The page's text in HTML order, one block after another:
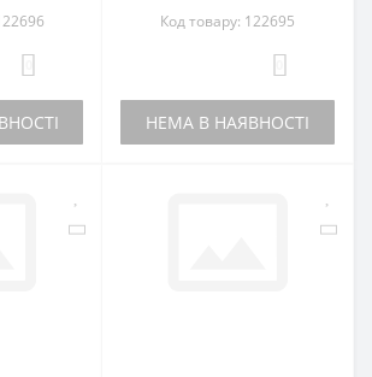
Код товару: 122695
НЕМА В НАЯВНОСТІ